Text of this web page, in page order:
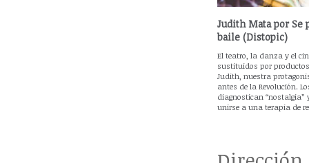
Judith Mata por Se
baile (Distopic)
El teatro, la danza y el
sustituidos por
Judith, nuestra
antes de la Revolución.
diagnostican
unirse a una terapia de